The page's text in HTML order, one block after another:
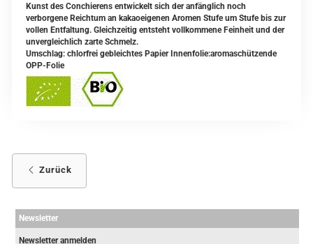
Kunst des Conchierens entwickelt sich der anfänglich noch
verborgene Reichtum an kakaoeigenen Aromen Stufe um Stufe bis zur
vollen Entfaltung. Gleichzeitig entsteht vollkommene Feinheit und der
unvergleichlich zarte Schmelz.
Umschlag: chlorfrei gebleichtes Papier Innenfolie:aromaschützende
OPP-Folie
Zurück
Newsletter
Newsletter anmelden